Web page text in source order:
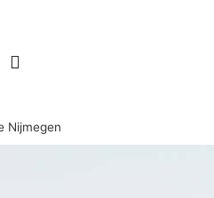
Nijmegen